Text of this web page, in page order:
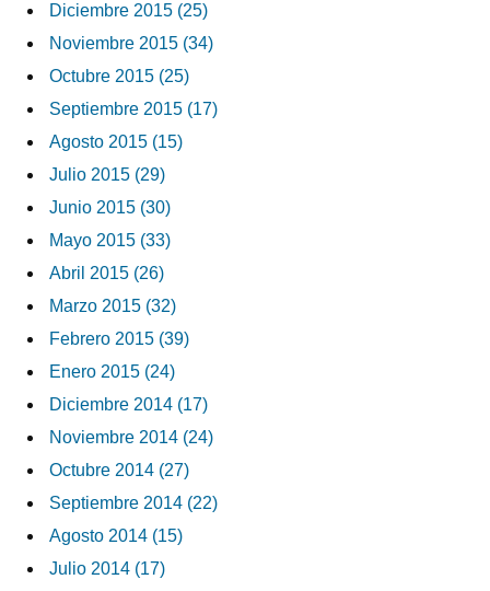
Diciembre 2015 (25)
Noviembre 2015 (34)
Octubre 2015 (25)
Septiembre 2015 (17)
Agosto 2015 (15)
Julio 2015 (29)
Junio 2015 (30)
Mayo 2015 (33)
Abril 2015 (26)
Marzo 2015 (32)
Febrero 2015 (39)
Enero 2015 (24)
Diciembre 2014 (17)
Noviembre 2014 (24)
Octubre 2014 (27)
Septiembre 2014 (22)
Agosto 2014 (15)
Julio 2014 (17)